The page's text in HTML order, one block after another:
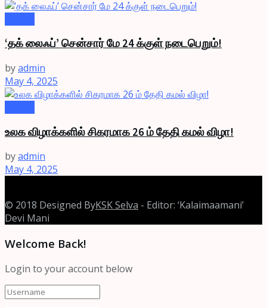
‘தக் லைஃப்’ சென்சார் மே 24 க்குள் நடைபெறும்!
byadmin
May 4, 2025
உலக விழாக்களில் சிகரமாக 26 ம் தேதி கமல் விழா!
byadmin
May 4, 2025
© 2018 Designed ByKSK Selva - Editor: ‘Kalaimaamani’
Devi Mani
Welcome Back!
Login to your account below